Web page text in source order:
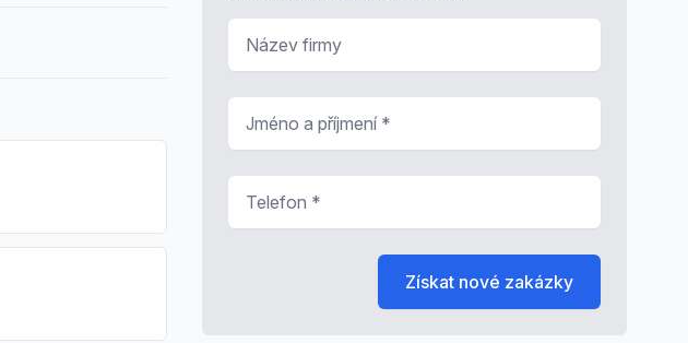
Získat nové zakázky